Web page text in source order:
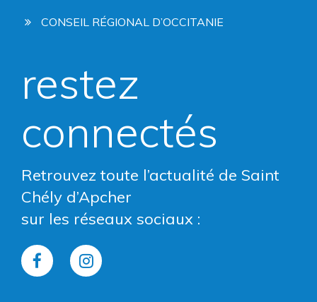
CONSEIL RÉGIONAL D’OCCITANIE
restez
connectés
Retrouvez toute l’actualité de Saint
Chély d’Apcher
sur les réseaux sociaux :
Lien
Lien